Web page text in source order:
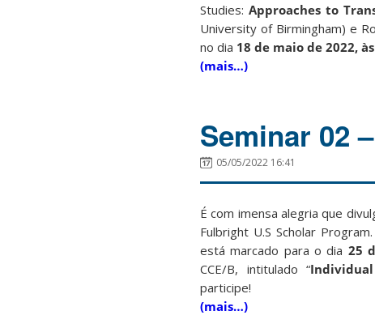
Studies: Approaches to
University of Birmingham) e
no dia 18 de maio de 2022,
(mais…)
Seminar 02
05/05/2022 16:41
É com imensa alegria que
Fulbright U.S Scholar
está marcado para o dia 25
CCE/B, intitulado “
participe!
(mais…)